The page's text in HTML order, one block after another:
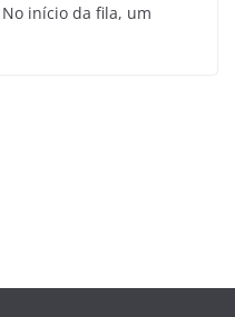
início da fila, um